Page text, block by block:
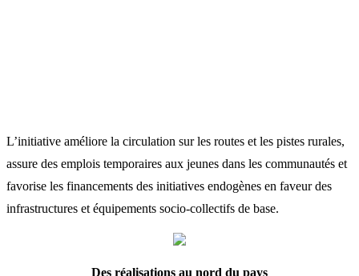
L’initiative améliore la circulation sur les routes et les pistes rurales,
assure des emplois temporaires aux jeunes dans les communautés et
favorise les financements des initiatives endogènes en faveur des
infrastructures et équipements socio-collectifs de base.
Des réalisations au nord du pays